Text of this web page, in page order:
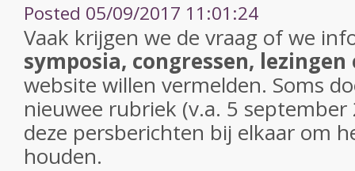
Posted 05/09/2017 11:01:24
Vaak krijgen we de vraag of we
symposia, congressen, lezingen
website willen vermelden. Soms
nieuwee rubriek (v.a. 5 september
deze persberichten bij elkaar om
houden.